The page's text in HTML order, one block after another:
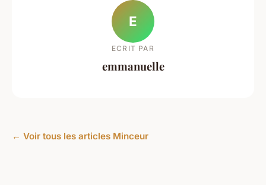
E
ECRIT PAR
emmanuelle
← Voir tous les articles Minceur